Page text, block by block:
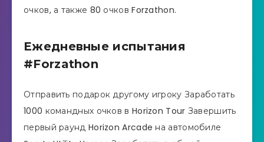
очков, а также 80 очков Forzathon.
Ежедневные испытания
#Forzathon
Отправить подарок другому игроку Заработать
1000 командных очков в Horizon Tour Завершить
первый раунд Horizon Arcade на автомобиле